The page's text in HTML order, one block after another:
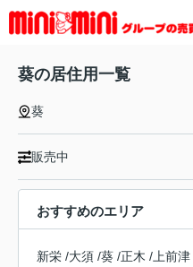
葵の居住用一覧
葵
販売中
おすすめのエリア
新栄 /大須 /葵 /正木 / 上前津